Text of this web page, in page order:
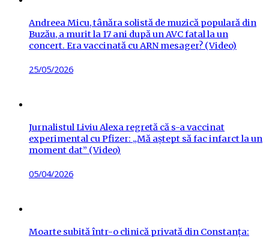
Andreea Micu, tânăra solistă de muzică populară din
Buzău, a murit la 17 ani după un AVC fatal la un
concert. Era vaccinată cu ARN mesager? (Video)
Posted
25/05/2026
Jurnalistul Liviu Alexa regretă că s-a vaccinat
experimental cu Pfizer: „Mă aștept să fac infarct la un
moment dat” (Video)
Posted
05/04/2026
Moarte subită într-o clinică privată din Constanța: